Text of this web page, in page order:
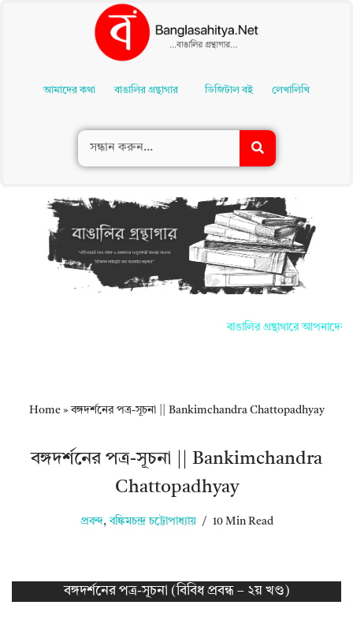
Contentআমাদের কথা বাঙালির গ্রন্থাগার ডিজিটাল বই লেখালিখি
বাঙালির গ্রন্থাগারে আপনাদের সকলকে
Home»বঙ্গদর্শনের পত্র-সূচনা || Bankimchandra Chattopadhyay
বঙ্গদর্শনের পত্র-সূচনা || Bankimchandra
Chattopadhyay
প্রবন্দ, বঙ্কিমচন্দ্র চট্টোপাধ্যায় 10 Min Read
বঙ্গদর্শনের পত্র-সূচনা (বিবিধ প্রবন্ধ – ২য় খণ্ড)